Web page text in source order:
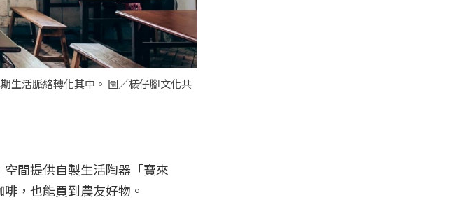
生活脈絡轉化其中。 圖／檨仔腳文化共
間提供自製生活陶器「寶來
，也能買到農友好物。